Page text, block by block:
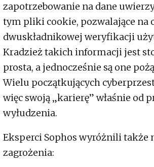
zapotrzebowanie na dane
tym pliki cookie, pozwalające na
dwuskładnikowej weryfikacji
Kradzież takich informacji jest
prosta, a jednocześnie są one
Wielu początkujących
więc swoją „karierę” właśnie od
wyłudzenia.
Eksperci Sophos wyróżnili także
zagrożenia: